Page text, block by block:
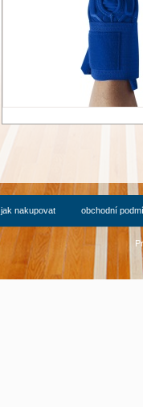
jak nakupovat obchodní